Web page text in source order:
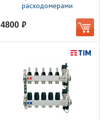
расходомерами
4800 руб.